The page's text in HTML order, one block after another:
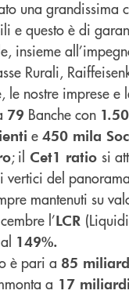
una grandissima
e questo è di
insieme
Rurali,
nostre imprese e
79 Banche con
e 450 mila
; il Cet1 ratio si
del
mantenuti su
l’LCR
149%.
è pari a 85
a 17